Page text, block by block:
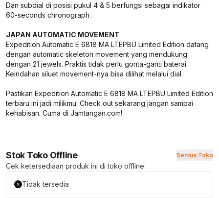
Dan subdial di posisi pukul 4 & 5 berfungsi sebagai indikator
60-seconds chronograph.
JAPAN AUTOMATIC MOVEMENT
Expedition Automatic E 6818 MA LTEPBU Limited Edition datang
dengan automatic skeleton movement yang mendukung
dengan 21 jewels. Praktis tidak perlu gonta-ganti baterai.
Keindahan siluet movement-nya bisa dilihat melalui dial.
Pastikan Expedition Automatic E 6818 MA LTEPBU Limited Edition
terbaru ini jadi milikmu. Check out sekarang jangan sampai
kehabisan. Cuma di Jamtangan.com!
Stok Toko Offline Semua Toko
Cek ketersediaan produk ini di toko offline:
Tidak tersedia